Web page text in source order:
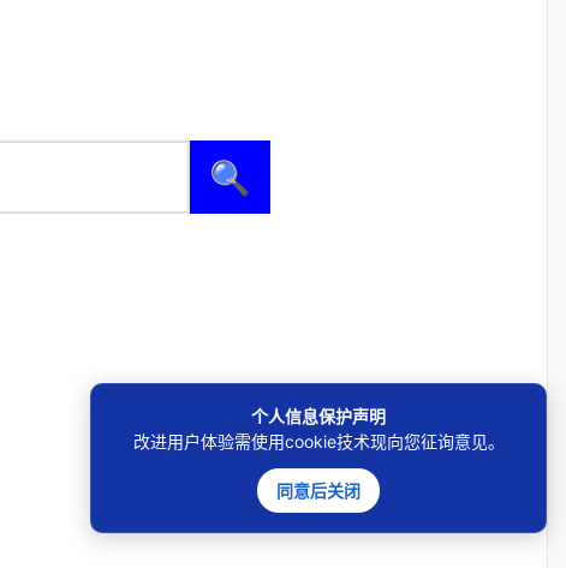
🔍
个人信息保护声明
改进用户体验需使用cookie技术现向您征询意见。
同意后关闭